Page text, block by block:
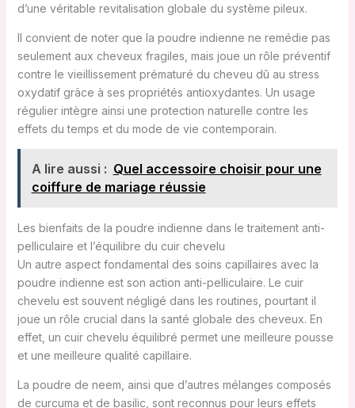
d’une véritable revitalisation globale du système pileux.
Il convient de noter que la poudre indienne ne remédie pas
seulement aux cheveux fragiles, mais joue un rôle préventif
contre le vieillissement prématuré du cheveu dû au stress
oxydatif grâce à ses propriétés antioxydantes. Un usage
régulier intègre ainsi une protection naturelle contre les
effets du temps et du mode de vie contemporain.
A lire aussi : Quel accessoire choisir pour une
coiffure de mariage réussie
Les bienfaits de la poudre indienne dans le traitement anti-
pelliculaire et l’équilibre du cuir chevelu
Un autre aspect fondamental des soins capillaires avec la
poudre indienne est son action anti-pelliculaire. Le cuir
chevelu est souvent négligé dans les routines, pourtant il
joue un rôle crucial dans la santé globale des cheveux. En
effet, un cuir chevelu équilibré permet une meilleure pousse
et une meilleure qualité capillaire.
La poudre de neem, ainsi que d’autres mélanges composés
de curcuma et de basilic, sont reconnus pour leurs effets